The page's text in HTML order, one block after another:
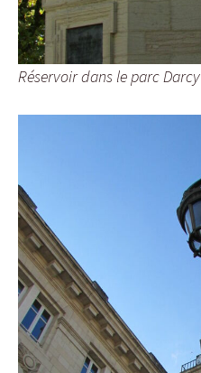
Réservoir dans le parc Darcy